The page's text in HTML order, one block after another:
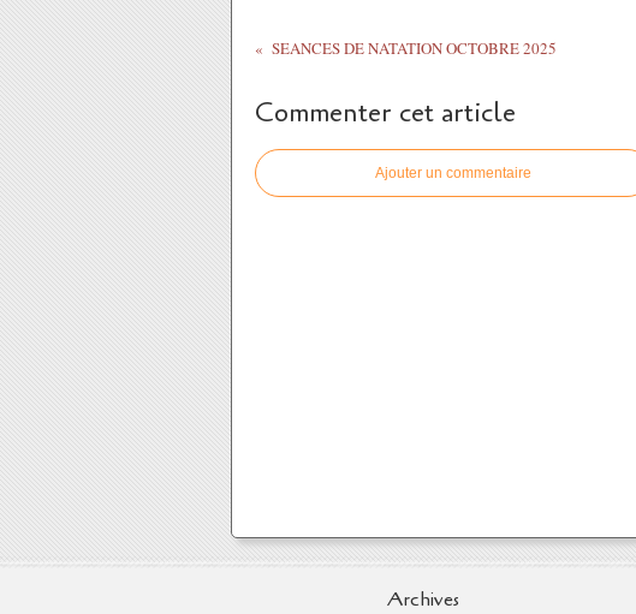
SEANCES DE NATATION OCTOBRE 2025
Commenter cet article
Ajouter un commentaire
Archives